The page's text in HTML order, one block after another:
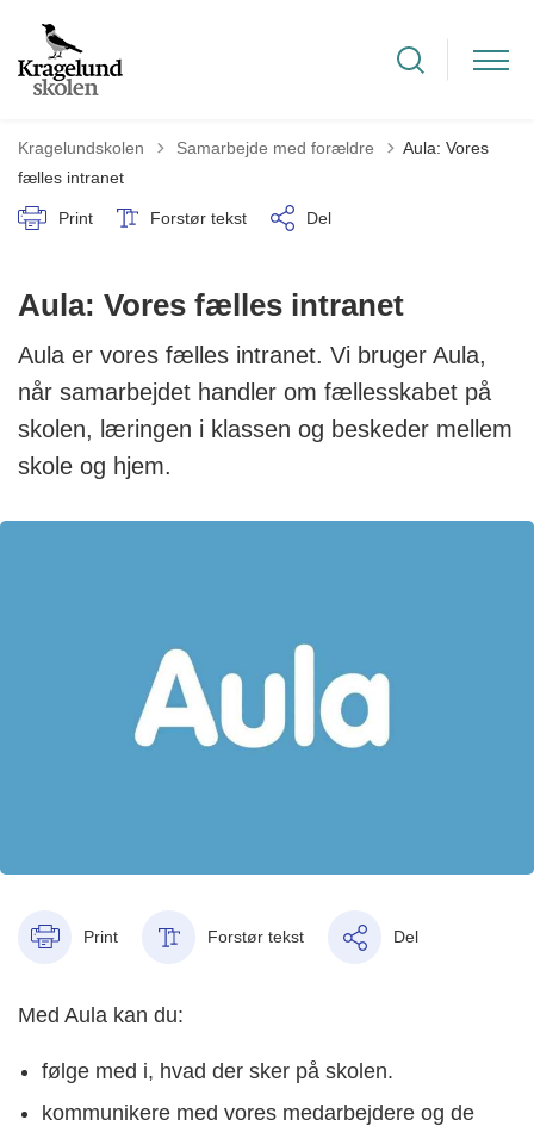
Kragelundskolen Tilbage til
Samarbejde med forældre
Aula: Vores
fælles intranet
Print Forstør tekst Del
Aula: Vores fælles intranet
Aula er vores fælles intranet. Vi bruger Aula,
når samarbejdet handler om fællesskabet på
skolen, læringen i klassen og beskeder mellem
skole og hjem.
Print Forstør tekst Del
Med Aula kan du:
følge med i, hvad der sker på skolen.
kommunikere med vores medarbejdere og de